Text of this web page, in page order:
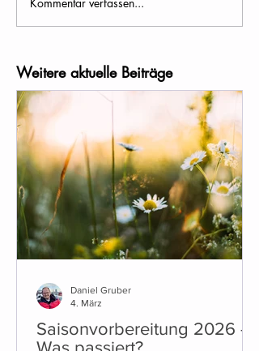
Weitere aktuelle Beiträge
Saisonvorbereitung 2026 -
Was passiert?
Daniel Gruber
4. März